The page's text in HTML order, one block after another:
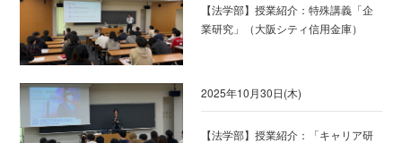
【法学部】授業紹介：特殊講義「企
業研究」（大阪シティ信用金庫）
2025年10月30日(木)
【法学部】授業紹介：「キャリア研